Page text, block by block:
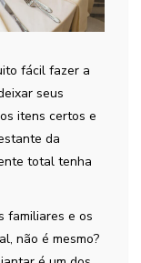
fácil fazer a
seus
itens certos e
da
total tenha
familiares e os
não é mesmo?